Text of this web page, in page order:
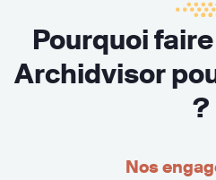
Pourquoi
Archidvisor
?
Nos